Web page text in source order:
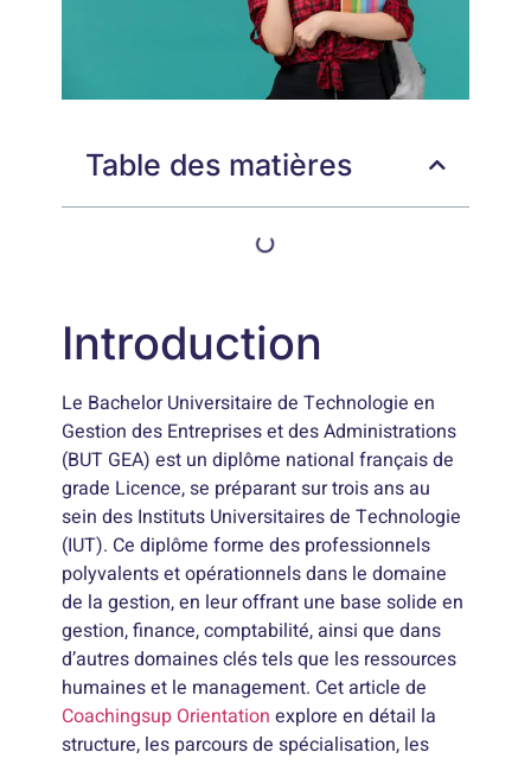
Table des matières
Introduction
Le Bachelor Universitaire de Technologie en
Gestion des Entreprises et des Administrations
(BUT GEA) est un diplôme national français de
grade Licence, se préparant sur trois ans au
sein des Instituts Universitaires de Technologie
(IUT). Ce diplôme forme des professionnels
polyvalents et opérationnels dans le domaine
de la gestion, en leur offrant une base solide en
gestion, finance, comptabilité, ainsi que dans
d’autres domaines clés tels que les ressources
humaines et le management. Cet article de
Coachingsup Orientation explore en détail la
structure, les parcours de spécialisation, les